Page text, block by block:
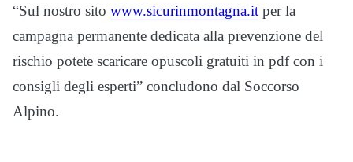
“Sul nostro sito www.sicurinmontagna.it per la
campagna permanente dedicata alla prevenzione del
rischio potete scaricare opuscoli gratuiti in pdf con i
consigli degli esperti” concludono dal Soccorso
Alpino.